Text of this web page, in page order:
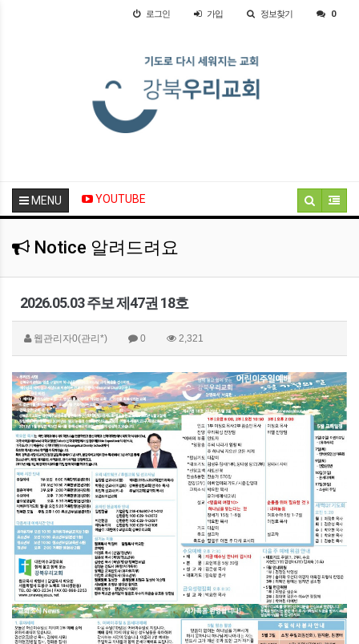
로그인 가입 정보찾기 0
MENU YOUTUBE
Notice 알려드려요
2026.05.03 주보 제47권 18호
웹관리자0(관리*) 0 2,321